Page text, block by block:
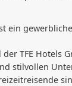
ein
der TFE Hotels
stilvollen